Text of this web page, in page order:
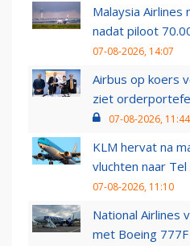
Malaysia
nadat piloot
07-08-2026, 14:07
Airbus op koers
ziet
07-08-2026, 11:44
KLM hervat na
vluchten naar Tel
07-08-2026, 11:10
National Airlines
met Boeing